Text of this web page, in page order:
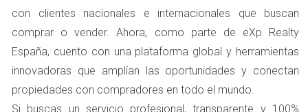
su casa vale más debido a recuerdos personales o
mejoras que han realizado. Sin embargo, los
compradores no siempre comparten ese mismo
sentimiento y pueden ver las cosas desde una perspectiva
más objetiva.
con clientes nacionales e internacionales que buscan
comprar o vender. Ahora, como parte de eXp Realty
España, cuento con una plataforma global y herramientas
innovadoras que amplían las oportunidades y conectan
propiedades con compradores en todo el mundo.
Si buscas un servicio profesional, transparente y 100%